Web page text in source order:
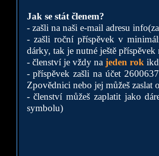
Jak se stát členem?
- zašli na naši e-mail adresu
- zašli roční příspěvek v
dárky, tak je nutné ještě
- členství je vždy na jeden rok
- příspěvek zašli na účet
Zpovědnici nebo jej můžeš
- členství můžeš zaplatit jako
symbolu)